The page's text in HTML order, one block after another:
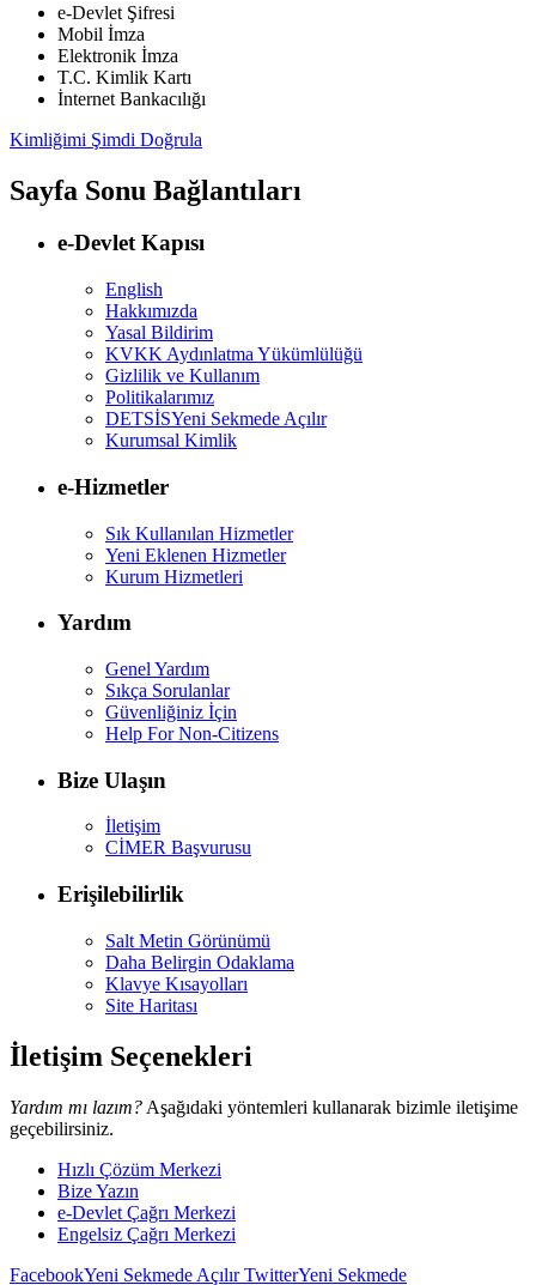
e-Devlet Şifresi
Mobil İmza
Elektronik İmza
T.C. Kimlik Kartı
İnternet Bankacılığı
Kimliğimi Şimdi Doğrula
Sayfa Sonu Bağlantıları
e-Devlet Kapısı
English
Hakkımızda
Yasal Bildirim
KVKK Aydınlatma Yükümlülüğü
Gizlilik ve Kullanım
Politikalarımız
DETSİSYeni Sekmede Açılır
Kurumsal Kimlik
e-Hizmetler
Sık Kullanılan Hizmetler
Yeni Eklenen Hizmetler
Kurum Hizmetleri
Yardım
Genel Yardım
Sıkça Sorulanlar
Güvenliğiniz İçin
Help For Non-Citizens
Bize Ulaşın
İletişim
CİMER Başvurusu
Erişilebilirlik
Salt Metin Görünümü
Daha Belirgin Odaklama
Klavye Kısayolları
Site Haritası
İletişim Seçenekleri
Yardım mı lazım? Aşağıdaki yöntemleri kullanarak bizimle iletişime
geçebilirsiniz.
Hızlı Çözüm Merkezi
Bize Yazın
e-Devlet Çağrı Merkezi
Engelsiz Çağrı Merkezi
FacebookYeni Sekmede AçılırTwitterYeni Sekmede